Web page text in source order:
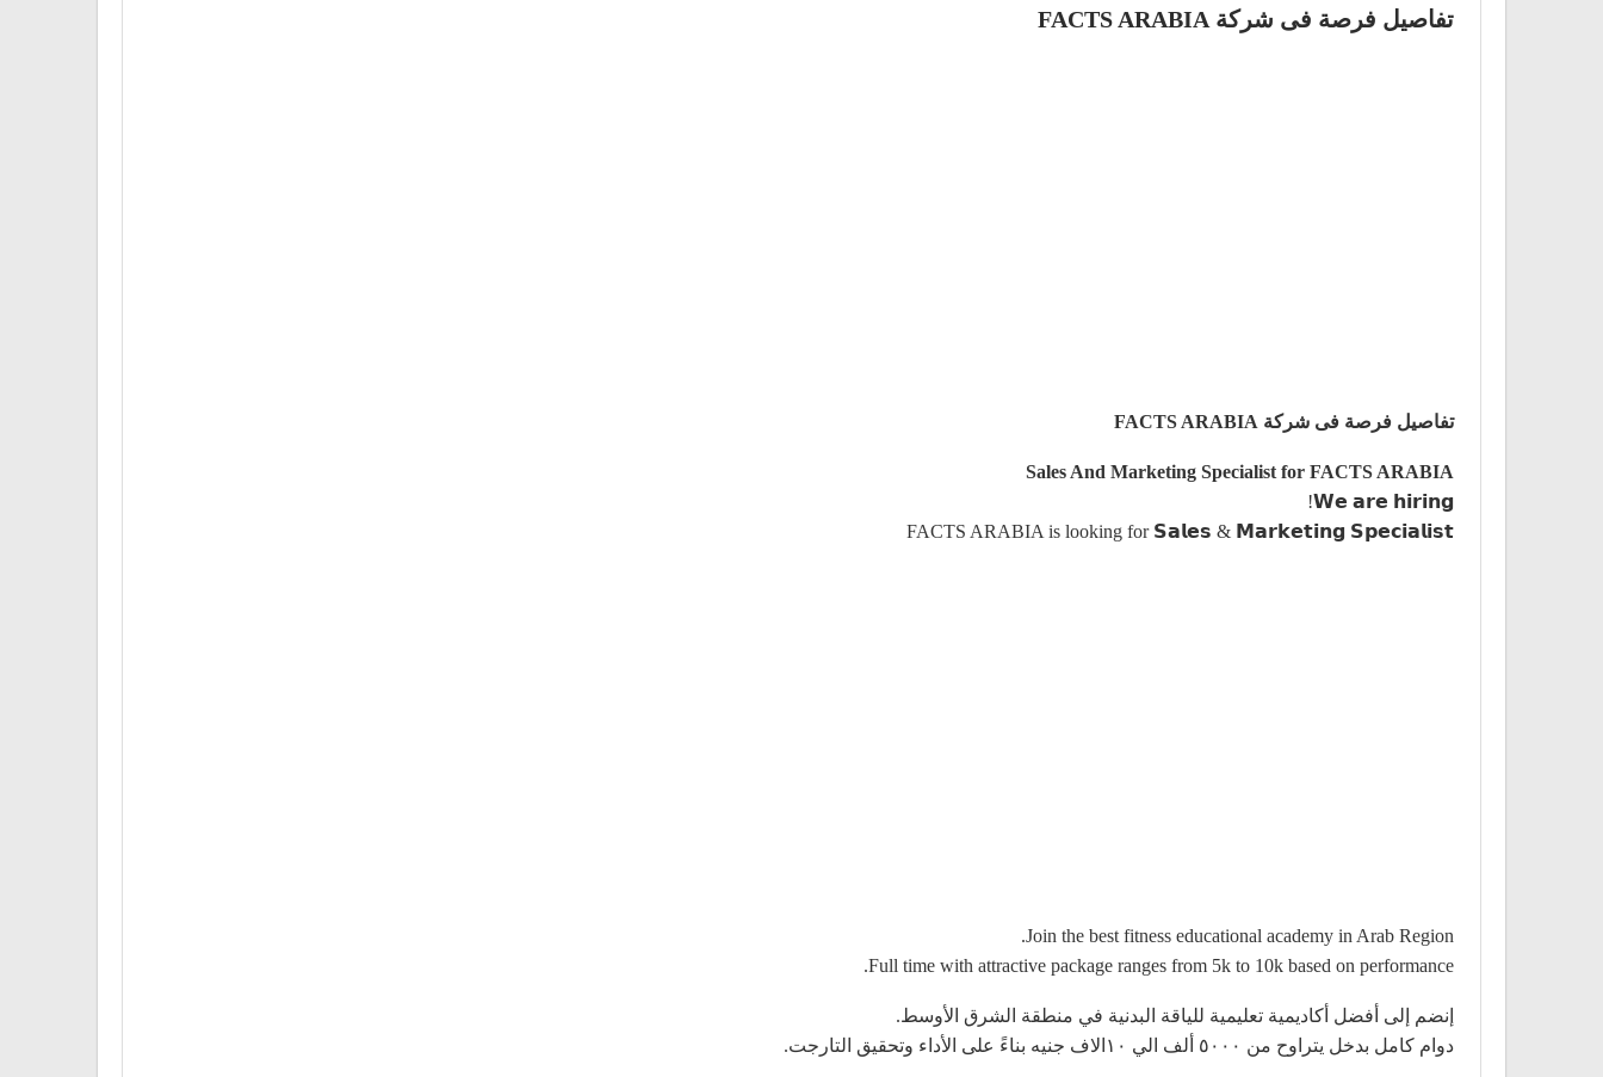
تفاصيل فرصة فى شركة FACTS ARABIA
تفاصيل فرصة فى شركة FACTS ARABIA
Sales And Marketing Specialist for FACTS ARABIA
𝗪𝗲 𝗮𝗿𝗲 𝗵𝗶𝗿𝗶𝗻𝗴!
FACTS ARABIA is looking for 𝗦𝗮𝗹𝗲𝘀 & 𝗠𝗮𝗿𝗸𝗲𝘁𝗶𝗻𝗴 𝗦𝗽𝗲𝗰𝗶𝗮𝗹𝗶𝘀𝘁
Join the best fitness educational academy in Arab Region.
Full time with attractive package ranges from 5k to 10k based on performance.
إنضم إلى أفضل أكاديمية تعليمية للياقة البدنية في منطقة الشرق الأوسط.
دوام كامل بدخل يتراوح من ٥٠٠٠ ألف الي ١٠الاف جنيه بناءً على الأداء وتحقيق التارجت.